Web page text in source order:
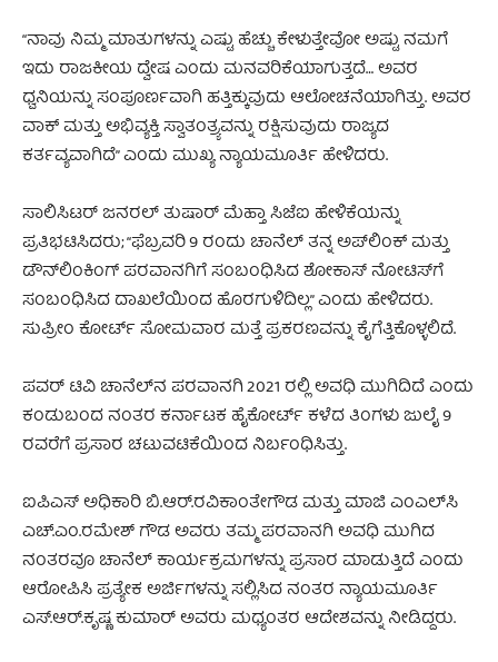
“ನಾವು ನಿಮ್ಮ ಮಾತುಗಳನ್ನು ಎಷ್ಟು ಹೆಚ್ಚು ಕೇಳುತ್ತೇವೋ ಅಷ್ಟು ನಮಗೆ
ಇದು ರಾಜಕೀಯ ದ್ವೇಷ ಎಂದು ಮನವರಿಕೆಯಾಗುತ್ತದೆ… ಅವರ
ಧ್ವನಿಯನ್ನು ಸಂಪೂರ್ಣವಾಗಿ ಹತ್ತಿಕ್ಕುವುದು ಆಲೋಚನೆಯಾಗಿತ್ತು. ಅವರ
ವಾಕ್ ಮತ್ತು ಅಭಿವ್ಯಕ್ತಿ ಸ್ವಾತಂತ್ರ್ಯವನ್ನು ರಕ್ಷಿಸುವುದು ರಾಜ್ಯದ
ಕರ್ತವ್ಯವಾಗಿದೆ” ಎಂದು ಮುಖ್ಯ ನ್ಯಾಯಮೂರ್ತಿ ಹೇಳಿದರು.
ಸಾಲಿಸಿಟರ್ ಜನರಲ್ ತುಷಾರ್ ಮೆಹ್ತಾ ಸಿಜೆಐ ಹೇಳಿಕೆಯನ್ನು
ಪ್ರತಿಭಟಿಸಿದರು; “ಫೆಬ್ರವರಿ 9 ರಂದು ಚಾನೆಲ್ ತನ್ನ ಅಪ್‌ಲಿಂಕ್ ಮತ್ತು
ಡೌನ್‌ಲಿಂಕಿಂಗ್ ಪರವಾನಗಿಗೆ ಸಂಬಂಧಿಸಿದ ಶೋಕಾಸ್ ನೋಟಿಸ್‌ಗೆ
ಸಂಬಂಧಿಸಿದ ದಾಖಲೆಯಿಂದ ಹೊರಗುಳಿದಿಲ್ಲ” ಎಂದು ಹೇಳಿದರು.
ಸುಪ್ರೀಂ ಕೋರ್ಟ್ ಸೋಮವಾರ ಮತ್ತೆ ಪ್ರಕರಣವನ್ನು ಕೈಗೆತ್ತಿಕೊಳ್ಳಲಿದೆ.
ಪವರ್ ಟಿವಿ ಚಾನೆಲ್‌ನ ಪರವಾನಗಿ 2021 ರಲ್ಲಿ ಅವಧಿ ಮುಗಿದಿದೆ ಎಂದು
ಕಂಡುಬಂದ ನಂತರ ಕರ್ನಾಟಕ ಹೈಕೋರ್ಟ್ ಕಳೆದ ತಿಂಗಳು ಜುಲೈ 9
ರವರೆಗೆ ಪ್ರಸಾರ ಚಟುವಟಿಕೆಯಿಂದ ನಿರ್ಬಂಧಿಸಿತ್ತು.
ಐಪಿಎಸ್ ಅಧಿಕಾರಿ ಬಿ.ಆರ್.ರವಿಕಾಂತೇಗೌಡ ಮತ್ತು ಮಾಜಿ ಎಂಎಲ್‌ಸಿ
ಎಚ್.ಎಂ.ರಮೇಶ್ ಗೌಡ ಅವರು ತಮ್ಮ ಪರವಾನಗಿ ಅವಧಿ ಮುಗಿದ
ನಂತರವೂ ಚಾನೆಲ್ ಕಾರ್ಯಕ್ರಮಗಳನ್ನು ಪ್ರಸಾರ ಮಾಡುತ್ತಿದೆ ಎಂದು
ಆರೋಪಿಸಿ ಪ್ರತ್ಯೇಕ ಅರ್ಜಿಗಳನ್ನು ಸಲ್ಲಿಸಿದ ನಂತರ ನ್ಯಾಯಮೂರ್ತಿ
ಎಸ್.ಆರ್.ಕೃಷ್ಣ ಕುಮಾರ್ ಅವರು ಮಧ್ಯಂತರ ಆದೇಶವನ್ನು ನೀಡಿದ್ದರು.